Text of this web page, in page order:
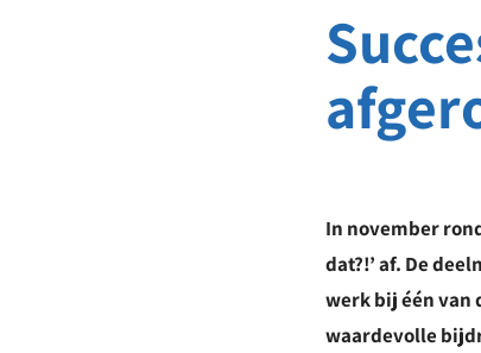
In november
dat?!’ af. De
werk bij één van
waardevolle